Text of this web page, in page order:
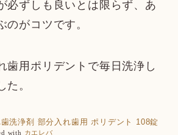
必ずしも良いとは限らず、あ
のがコツです。
歯用ポリデントで毎日洗浄し
た。
歯洗浄剤 部分入れ歯用 ポリデント 108錠
with カエレバ